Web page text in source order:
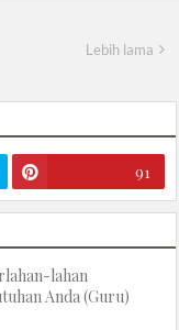
Lebih lama
91
lahan
Anda (Guru)